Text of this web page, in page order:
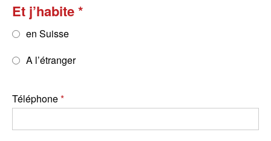
Et j’habite
en Suisse
A l’étranger
Téléphone